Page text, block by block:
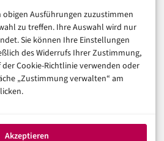
obigen Ausführungen zuzustimmen
zu treffen. Ihre Auswahl wird nur
Sie können Ihre Einstellungen
des Widerrufs Ihrer Zustimmung,
der Cookie-Richtlinie verwenden oder
„Zustimmung verwalten“ am
Akzeptieren